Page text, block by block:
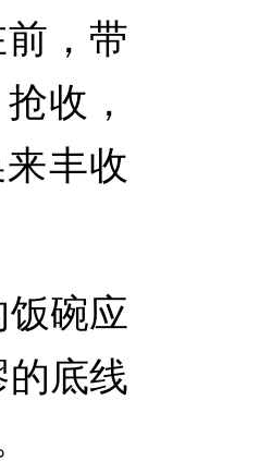
，带
收，
丰收
碗应
底线